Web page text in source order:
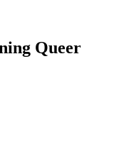
Queer